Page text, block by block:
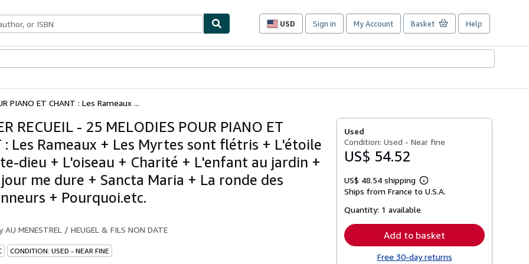
USD
Site
preferences
Sign in My Account Basket Help
PIANO ET CHANT : Les Rameaux ...
RECUEIL - 25 MELODIES POUR PIANO ET
: Les Rameaux + Les Myrtes sont flétris + L'étoile
dieu + L'oiseau + Charité + L'enfant au jardin +
me dure + Sancta Maria + La ronde des
+ Pourquoi.etc.
AU MENESTREL / HEUGEL & FILS NON DATE
CONDITION: USED - NEAR FINE
Used
Condition: Used - Near fine
US$ 54.52
US$ 48.54 shipping
Learn
more
Ships from France to U.S.A.
Quantity: 1 available
Add to basket
Free 30-day returns